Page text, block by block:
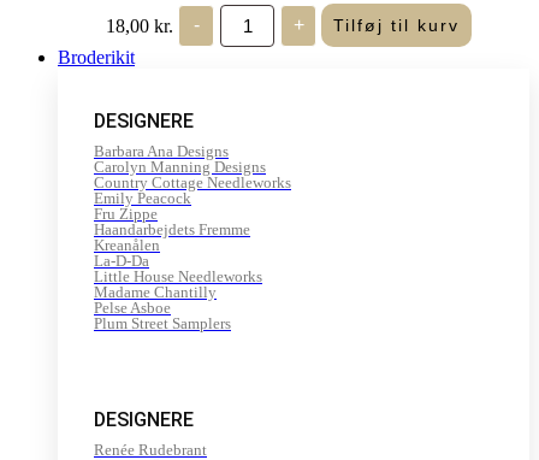
18,00 kr. -
Gütermann
Ritråd
-
antal
+ Tilføj til kurv
Broderikit
DESIGNERE
Barbara Ana Designs
Carolyn Manning Designs
Country Cottage Needleworks
Emily Peacock
Fru Zippe
Haandarbejdets Fremme
Kreanålen
La-D-Da
Little House Needleworks
Madame Chantilly
Pelse Asboe
Plum Street Samplers
DESIGNERE
Renée Rudebrant